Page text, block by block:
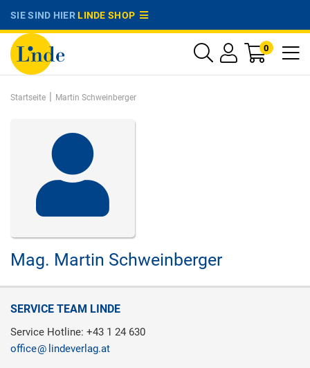
SIE SIND HIERLINDE SHOP
0
Startseite | Martin Schweinberger
Mag. Martin Schweinberger
SERVICE TEAM LINDE
Service Hotline: +43 1 24 630
office
lindeverlag.at